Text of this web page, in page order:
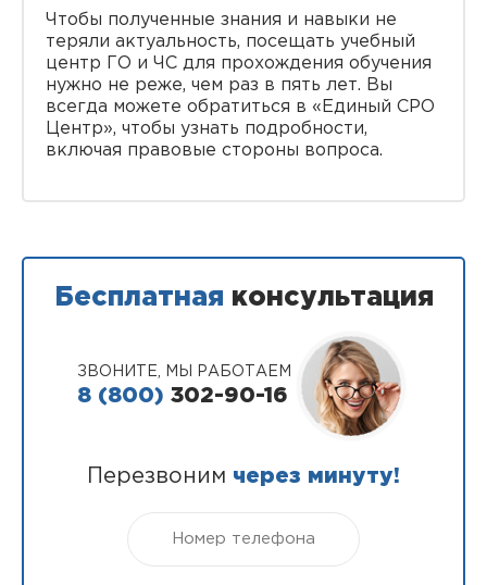
Чтобы полученные знания и навыки не
теряли актуальность, посещать учебный
центр ГО и ЧС для прохождения обучения
нужно не реже, чем раз в пять лет. Вы
всегда можете обратиться в «Единый СРО
Центр», чтобы узнать подробности,
включая правовые стороны вопроса.
Бесплатная консультация
ЗВОНИТЕ, МЫ РАБОТАЕМ
8 (800) 302-90-16
Перезвоним через минуту!